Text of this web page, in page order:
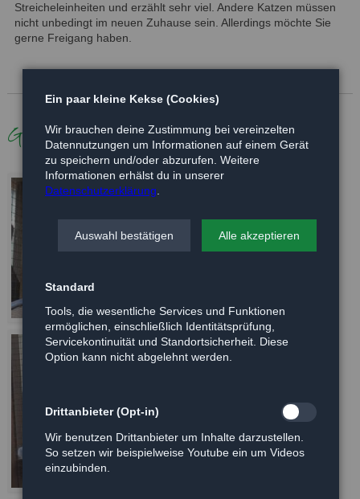
Streicheleinheiten und erzählt sehr viel. Andere Katzen müssen
nicht unbedingt im neuen Zuhause sein. Allerdings möchte Sie
gerne Freigang haben.
Galerie
Ein paar kleine Kekse (Cookies)
Wir brauchen deine Zustimmung bei vereinzelten
Datennutzungen um Informationen auf einem Gerät
zu speichern und/oder abzurufen. Weitere
Informationen erhälst du in unserer
Datenschutzerklärung
Auswahl bestätigen Alle akzeptieren
Standard
Tools, die wesentliche Services und Funktionen
ermöglichen, einschließlich Identitätsprüfung,
Servicekontinuität und Standortsicherheit. Diese
Option kann nicht abgelehnt werden.
Drittanbieter (Opt-in)
Wir benutzen Drittanbieter um Inhalte darzustellen.
So setzen wir beispielweise Youtube ein um Videos
einzubinden.